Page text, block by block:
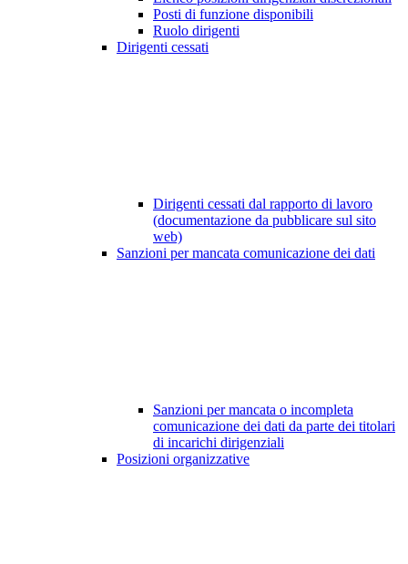
Posti di funzione disponibili
Ruolo dirigenti
Dirigenti cessati
Dirigenti cessati dal rapporto di lavoro
(documentazione da pubblicare sul sito
web)
Sanzioni per mancata comunicazione dei dati
Sanzioni per mancata o incompleta
comunicazione dei dati da parte dei titolari
di incarichi dirigenziali
Posizioni organizzative